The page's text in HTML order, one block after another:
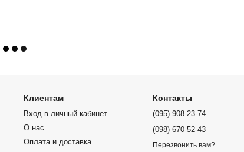
Клиентам
Вход в личный кабинет
О нас
Оплата и доставка
Контакты
(095) 908-23-74
(098) 670-52-43
Перезвонить вам?